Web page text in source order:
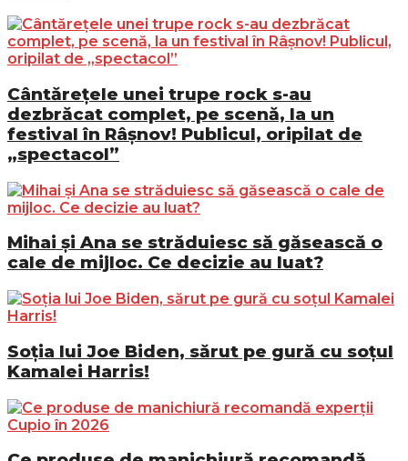
Cântărețele unei trupe rock s-au
dezbrăcat complet, pe scenă, la un
festival în Râșnov! Publicul, oripilat de
„spectacol”
Mihai și Ana se străduiesc să găsească o
cale de mijloc. Ce decizie au luat?
Soția lui Joe Biden, sărut pe gură cu soțul
Kamalei Harris!